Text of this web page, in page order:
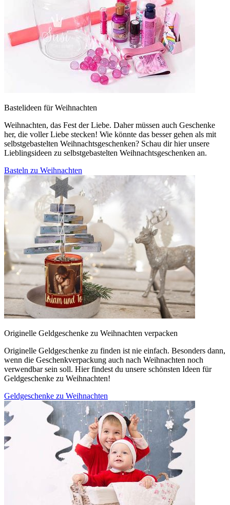
Bastelideen für Weihnachten
Weihnachten, das Fest der Liebe. Daher müssen auch Geschenke
her, die voller Liebe stecken! Wie könnte das besser gehen als mit
selbstgebastelten Weihnachtsgeschenken? Schau dir hier unsere
Lieblingsideen zu selbstgebastelten Weihnachtsgeschenken an.
Basteln zu Weihnachten
Originelle Geldgeschenke zu Weihnachten verpacken
Originelle Geldgeschenke zu finden ist nie einfach. Besonders dann,
wenn die Geschenkverpackung auch nach Weihnachten noch
verwendbar sein soll. Hier findest du unsere schönsten Ideen für
Geldgeschenke zu Weihnachten!
Geldgeschenke zu Weihnachten